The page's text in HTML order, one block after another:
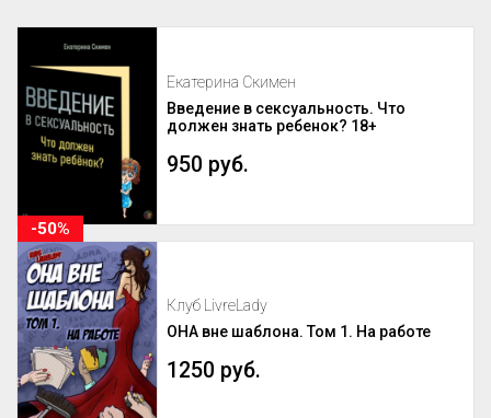
Екатерина Скимен
Введение в сексуальность. Что
должен знать ребенок? 18+
950 руб.
Клуб LivreLady
ОНА вне шаблона. Том 1. На работе
1250 руб.
-50%